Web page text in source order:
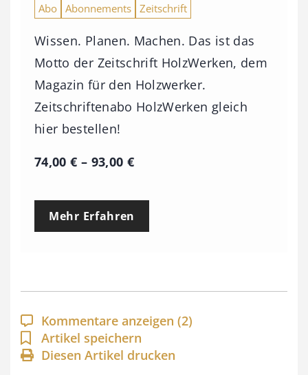
Abo Abonnements Zeitschrift
Wissen. Planen. Machen. Das ist das
Motto der Zeitschrift HolzWerken, dem
Magazin für den Holzwerker.
Zeitschriftenabo HolzWerken gleich
hier bestellen!
74,00€ – 93,00 €P
e
p
a
n
n
Mehr Erfahren
Kommentare anzeigen (2)
Artikel speichern
Diesen Artikel drucken